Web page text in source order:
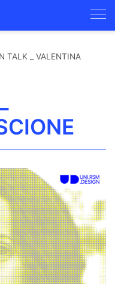
TALK _ VALENTINA